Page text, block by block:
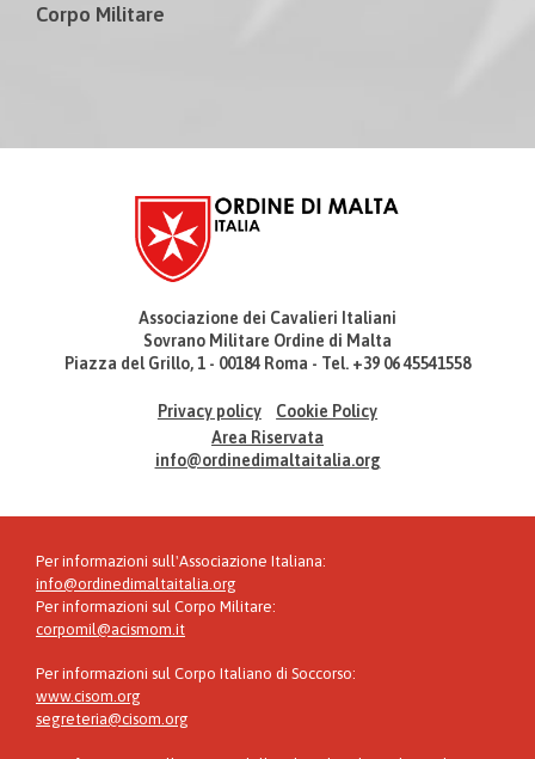
Corpo Militare
Associazione dei Cavalieri Italiani
Sovrano Militare Ordine di Malta
Piazza del Grillo, 1 - 00184 Roma - Tel. +39 06 45541558
Privacy policy
Cookie Policy
Area Riservata
info@ordinedimaltaitalia.org
Per informazioni sull'Associazione Italiana:
info@ordinedimaltaitalia.org
Per informazioni sul Corpo Militare:
corpomil@acismom.it
Per informazioni sul Corpo Italiano di Soccorso:
www.cisom.org
segreteria@cisom.org